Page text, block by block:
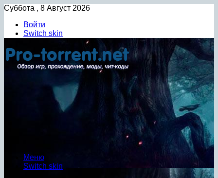
Суббота , 8 Август 2026
Войти
Switch skin
Меню
Switch skin